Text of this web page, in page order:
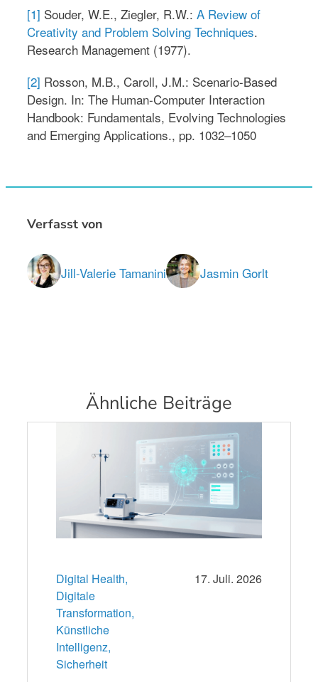
[1] Souder, W.E., Ziegler, R.W.: A Review of
Creativity and Problem Solving Techniques.
Research Management (1977).
[2] Rosson, M.B., Caroll, J.M.: Scenario-Based
Design. In: The Human-Computer Interaction
Handbook: Fundamentals, Evolving Technologies
and Emerging Applications., pp. 1032–1050
Verfasst von
Jill-Valerie Tamanini Jasmin Gorlt
Ähnliche Beiträge
Digital Health,
Digitale
Transformation,
Künstliche
Intelligenz,
Sicherheit
17. Juli. 2026